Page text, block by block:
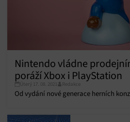
Nintendo vládne
poráží Xbox i PlayStation
Úterý 17. 08. 2021 Redakce
Od vydání nové generace herních